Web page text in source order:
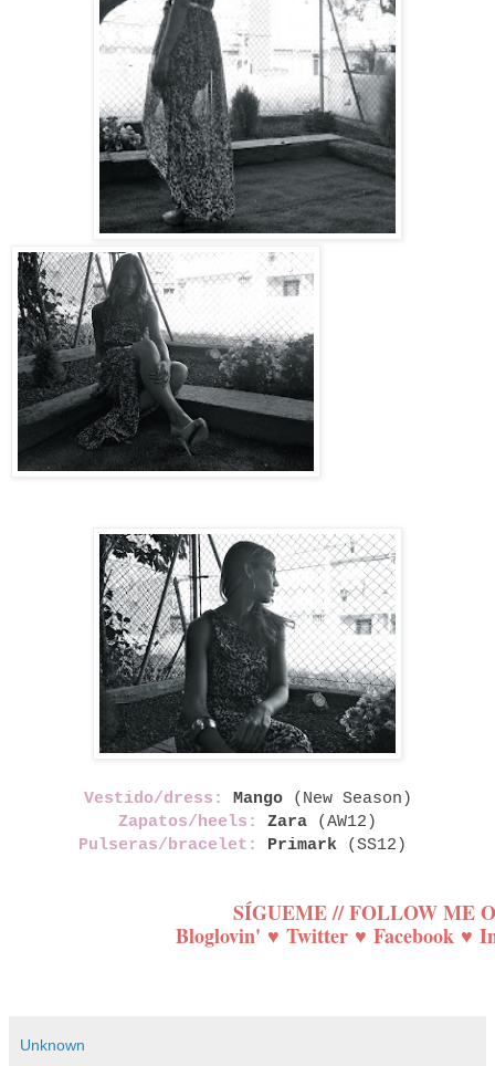
Vestido/dress: Mango (New Season )
Zapatos/heels:
Zara (AW12)
Pulseras/bracelet: Primark (SS12)
SÍGUEME // FOLLOW ME
Bloglovin' ♥ Twitter ♥ Facebook ♥
Unknown